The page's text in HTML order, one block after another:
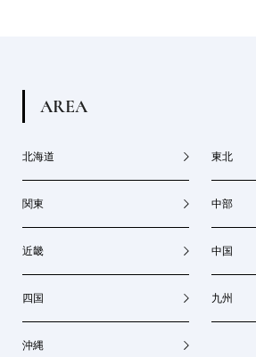
AREA
北海道 東北
関東 中部
近畿 中国
四国 九州
沖縄